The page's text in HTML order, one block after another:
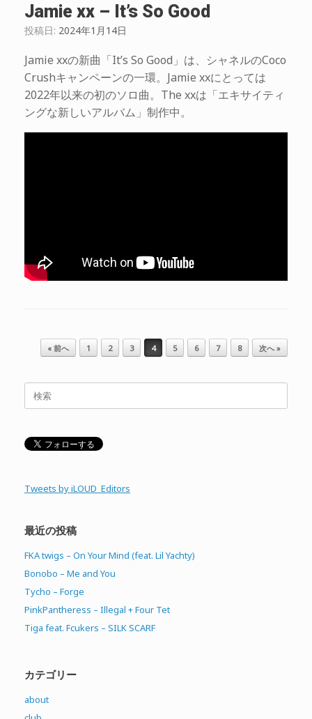
Jamie xx – It’s So Good
投稿日: 2024年1月14日
Jamie xxの新曲「It’s So Good」は、シャネルのCoco
Crushキャンペーンの一環。Jamie xxにとっては
2022年以来の初のソロ曲。The xxは「エキサイティ
ングな新しいアルバム」制作中。
投稿ナビゲーション
« 前へ 1 2 3 4 5 6 7 8 次へ »
検
Tweets by iLOUD_Editors
最近の投稿
FKA twigs – On Your Mind (feat. Lil Yachty)
Bonobo – Me and You
Tycho – Forge
PinkPantheress – Illegal + Four Tet
Tiga feat. Fcukers – SILK SCARF
カテゴリー
about